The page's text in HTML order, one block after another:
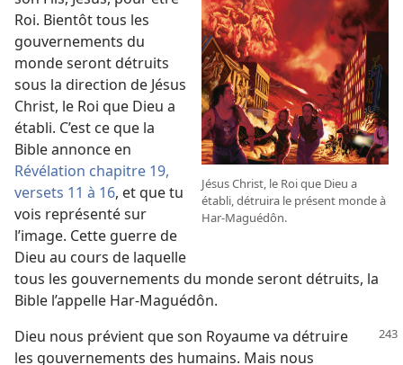
Jésus Christ, le Roi que Dieu a
établi, détruira le présent monde à
Har-Maguédôn.
Roi. Bientôt tous les
gouvernements du
monde seront détruits
sous la direction de Jésus
Christ, le Roi que Dieu a
établi. C’est ce que la
Bible annonce en
Révélation chapitre 19,
versets 11 à 16, et que tu
vois représenté sur
l’image. Cette guerre de
Dieu au cours de laquelle
tous les gouvernements du monde seront détruits, la
Bible l’appelle Har-Maguédôn.
Dieu nous prévient que son Royaume va détruire
les gouvernements des humains. Mais nous